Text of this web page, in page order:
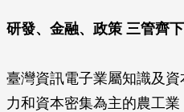
研發、金融、政策 三管齊下
臺灣資訊電子業屬知識及
力和資本密集為主的農工